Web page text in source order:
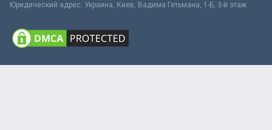
Юридический адрес: Украина, Киев, Вадима Гетьмана, 1-Б, 3-й этаж